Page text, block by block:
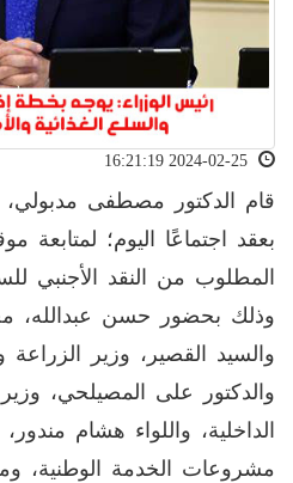
قام الدكتور مصطفى
بعقد اجتماعًا اليوم؛ لمتابعة
المطلوب من النقد الأجنبي
وذلك بحضور حسن عبدالله،
والسيد القصير، وزير الزراعة
والدكتور على المصيلحي، وزير
الداخلية، واللواء هشام مندور،
مشروعات الخدمة الوطنية،